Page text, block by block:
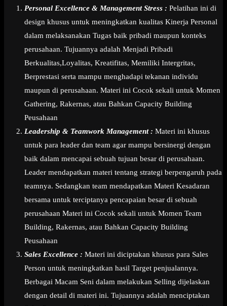
Personal Excellence & Management Stress : Pelatihan ini di
design khusus untuk meningkatkan kualitas Kinerja Personal
dalam melaksanakan Tugas baik pribadi maupun konteks
perusahaan. Tujuannya adalah Menjadi Pribadi
Berkualitas,Loyalitas, Kreatifitas, Memiliki Intergritas,
Berprestasi serta mampu menghadapi tekanan individu
maupun di perusahaan. Materi ini Cocok sekali untuk Momen
Gathering, Rakernas, atau Bahkan Capacity Building
Peusahaan
Leadership & Teamwork Management : Materi ini khusus
untuk para leader dan team agar mampu bersinergi dengan
baik dalam mencapai sebuah tujuan besar di perusahaan.
Leader mendapatkan materi tentang strategi berpengaruh pada
teamnya. Sedangkan team mendapatkan Materi Kesadaran
bersama untuk terciptanya pencapaian besar di sebuah
perusahaan Materi ini Cocok sekali untuk Momen Team
Building, Rakernas, atau Bahkan Capacity Building
Peusahaan
Sales Excellence : Materi ini diciptakan khusus para Sales
Person untuk meningkatkan hasil Target penjualannya.
Berbagai Macam Seni dalam melakukan Selling dijelaskan
dengan detail di materi ini. Tujuannya adalah menciptakan